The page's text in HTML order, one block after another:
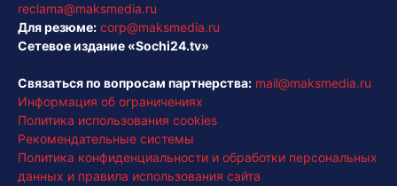
reclama@maksmedia.ru
Для резюме: corp@maksmedia.ru
Сетевое издание «Sochi24.tv»
Связаться по вопросам партнерства: mail@maksmedia.ru
Информация об ограничениях
Политика использования cookies
Рекомендательные системы
Политика конфиденциальности и обработки персональных
данных и правила использования сайта